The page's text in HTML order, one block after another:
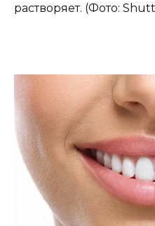
растворяет. (Фото: